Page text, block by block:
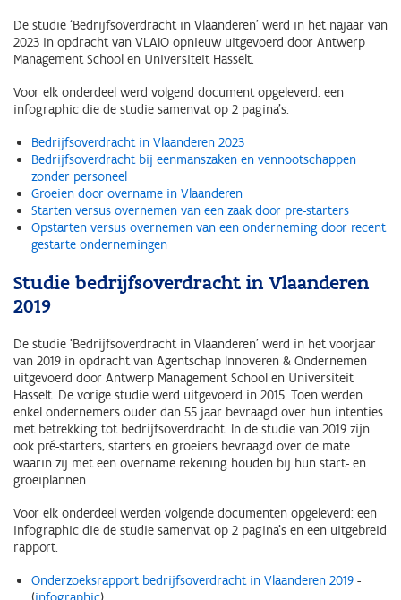
De studie ‘Bedrijfsoverdracht in Vlaanderen’ werd in het najaar van
2023 in opdracht van VLAIO opnieuw uitgevoerd door Antwerp
Management School en Universiteit Hasselt.
Voor elk onderdeel werd volgend document opgeleverd: een
infographic die de studie samenvat op 2 pagina’s.
Bedrijfsoverdracht in Vlaanderen 2023
Bedrijfsoverdracht bij eenmanszaken en vennootschappen
zonder personeel
Groeien door overname in Vlaanderen
Starten versus overnemen van een zaak door pre-starters
Opstarten versus overnemen van een onderneming door recent
gestarte ondernemingen
Studie bedrijfsoverdracht in Vlaanderen
2019
De studie ‘Bedrijfsoverdracht in Vlaanderen’ werd in het voorjaar
van 2019 in opdracht van Agentschap Innoveren & Ondernemen
uitgevoerd door Antwerp Management School en Universiteit
Hasselt. De vorige studie werd uitgevoerd in 2015. Toen werden
enkel ondernemers ouder dan 55 jaar bevraagd over hun intenties
met betrekking tot bedrijfsoverdracht. In de studie van 2019 zijn
ook pré-starters, starters en groeiers bevraagd over de mate
waarin zij met een overname rekening houden bij hun start- en
groeiplannen.
Voor elk onderdeel werden volgende documenten opgeleverd: een
infographic die de studie samenvat op 2 pagina’s en een uitgebreid
rapport.
Onderzoeksrapport bedrijfsoverdracht in Vlaanderen 2019 -